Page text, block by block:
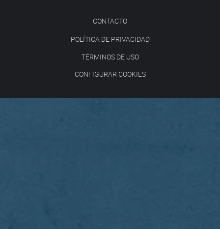
CONTACTO
POLÍTICA DE PRIVACIDAD
TÉRMINOS DE USO
CONFIGURAR COOKIES